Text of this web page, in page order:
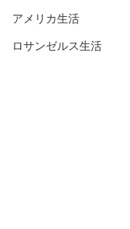
アメリカ生活
ロサンゼルス生活